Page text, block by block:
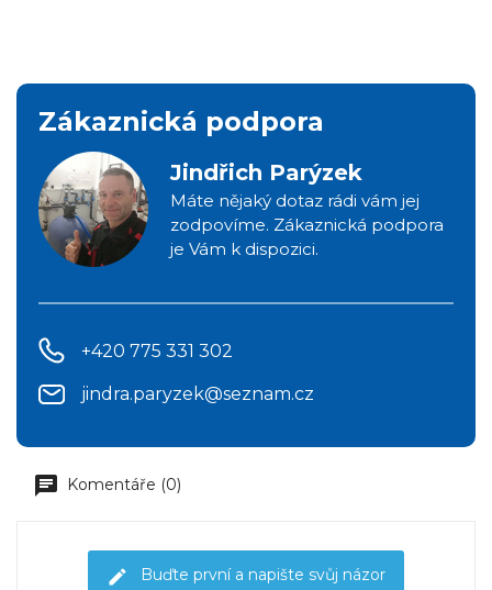
Zákaznická podpora
Jindřich Parýzek
Máte nějaký dotaz rádi vám jej
zodpovíme. Zákaznická podpora
je Vám k dispozici.
+420 775 331 302
jindra.paryzek@seznam.cz
Komentáře (0)
Buďte první a napište svůj názor